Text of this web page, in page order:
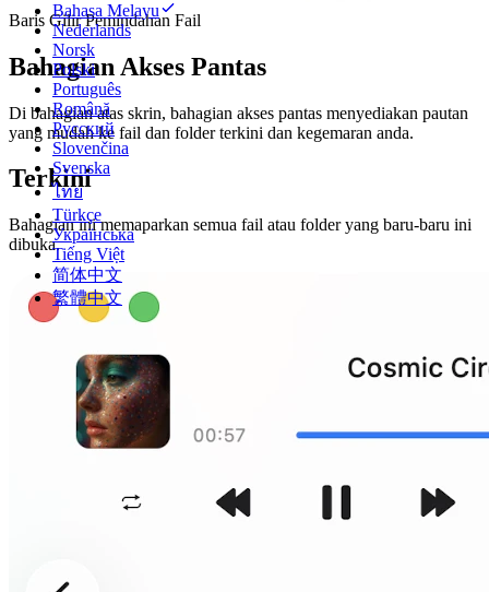
Bahasa Melayu
Nederlands
Norsk
Polski
Português
Română
Русский
Slovenčina
Svenska
ไทย
Türkçe
Українська
Tiếng Việt
简体中文
繁體中文
Baris Gilir Pemindahan Fail
Bahagian Akses Pantas
Di bahagian atas skrin, bahagian akses pantas menyediakan pautan
yang mudah ke fail dan folder terkini dan kegemaran anda.
Terkini
Bahagian ini memaparkan semua fail atau folder yang baru-baru ini
dibuka.